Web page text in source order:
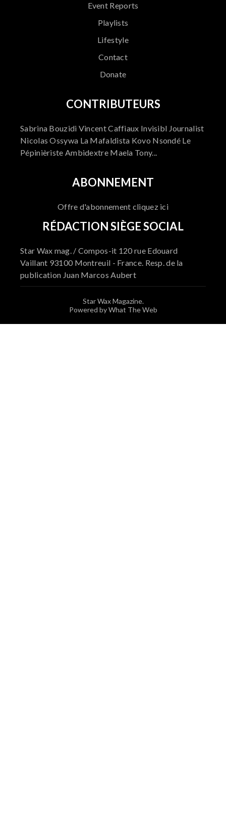
Event Reports
Playlists
Lifestyle
Contact
Donate
CONTRIBUTEURS
Sabrina Bouzidi Vincent Caffiaux Invisibl Journalist
Nicolas Ossywa La Mafaldista Kovo Nsondé Le
Pépinièriste Ambidextre Maela Tony...
ABONNEMENT
Offre d'abonnement cliquez ici
RÉDACTION SIÈGE SOCIAL
Star Wax mag. / Compos-it 120 rue Edouard
Vaillant 93100 Montreuil - France. Resp. de la
publication Juan Marcos Aubert
Star Wax Magazine.
Powered by What The Web